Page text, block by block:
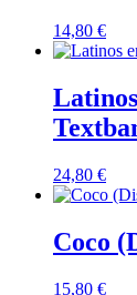
14,80 €
24,80 €
Coco
15,80 €